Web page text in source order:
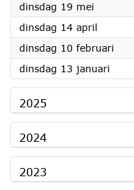
dinsdag 19 mei
dinsdag 14 april
dinsdag 10 februari
dinsdag 13 januari
2025
2024
2023